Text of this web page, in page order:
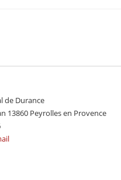
de Durance
13860 Peyrolles en Provence